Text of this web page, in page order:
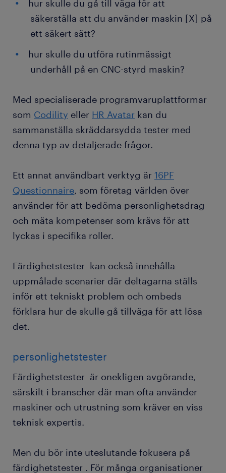
hur skulle du gå till väga för att
säkerställa att du använder maskin [X] på
ett säkert sätt?
hur skulle du utföra rutinmässigt
underhåll på en CNC-styrd maskin?
Med specialiserade programvaruplattformar
som Codility eller HR Avatar kan du
sammanställa skräddarsydda tester med
denna typ av detaljerade frågor.
Ett annat användbart verktyg är 16PF
Questionnaire, som företag världen över
använder för att bedöma personlighetsdrag
och mäta kompetenser som krävs för att
lyckas i specifika roller.
Färdighetstester kan också innehålla
uppmålade scenarier där deltagarna ställs
inför ett tekniskt problem och ombeds
förklara hur de skulle gå tillväga för att lösa
det.
personlighetstester
Färdighetstester är onekligen avgörande,
särskilt i branscher där man ofta använder
maskiner och utrustning som kräver en viss
teknisk expertis.
Men du bör inte uteslutande fokusera på
färdighetstester . För många organisationer